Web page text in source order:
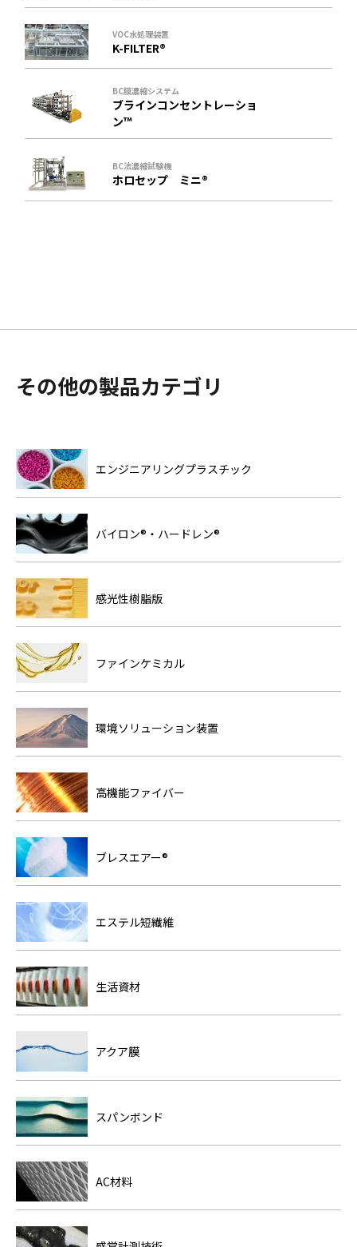
VOC水処理装置
K-FILTER®
BC膜濃縮システム
ブラインコンセントレーショ
ン™
BC法濃縮試験機
ホロセップ ミニ®
その他の製品カテゴリ
エンジニアリングプラスチック
バイロン®・ハードレン®
感光性樹脂版
ファインケミカル
環境ソリューション装置
高機能ファイバー
ブレスエアー®
エステル短繊維
生活資材
アクア膜
スパンボンド
AC材料